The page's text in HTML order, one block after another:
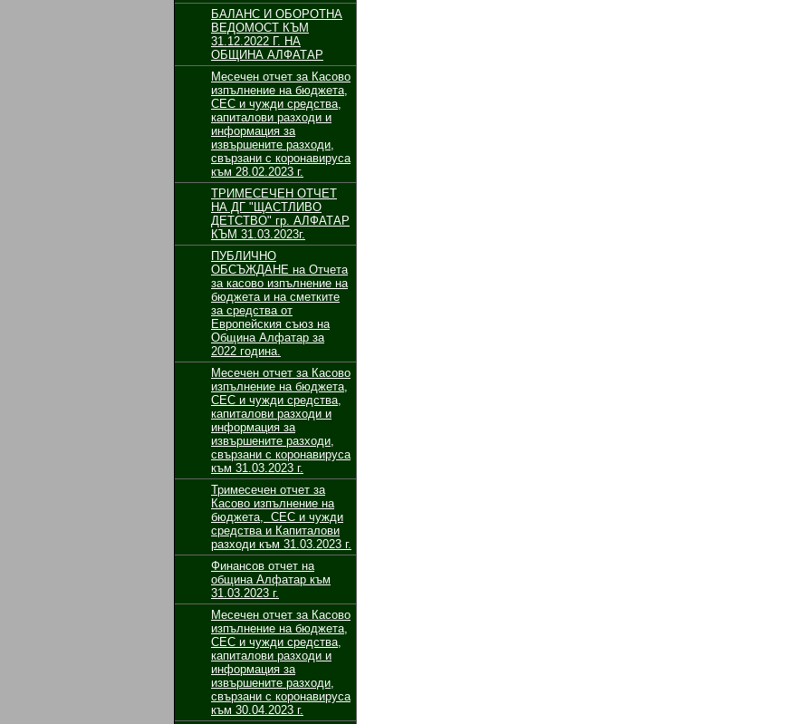
БАЛАНС И ОБОРОТНА
ВЕДОМОСТ КЪМ
31.12.2022 Г. НА
ОБЩИНА АЛФАТАР
Месечен отчет за Касово
изпълнение на бюджета,
СЕС и чужди средства,
капиталови разходи и
информация за
извършените разходи,
свързани с коронавируса
към 28.02.2023 г.
ТРИМЕСЕЧЕН ОТЧЕТ
НА ДГ "ЩАСТЛИВО
ДЕТСТВО" гр. АЛФАТАР
КЪМ 31.03.2023г.
ПУБЛИЧНО
ОБСЪЖДАНЕ на Отчета
за касово изпълнение на
бюджета и на сметките
за средства от
Европейския съюз на
Община Алфатар за
2022 година.
Месечен отчет за Касово
изпълнение на бюджета,
СЕС и чужди средства,
капиталови разходи и
информация за
извършените разходи,
свързани с коронавируса
към 31.03.2023 г.
Тримесечен отчет за
Касово изпълнение на
бюджета, СЕС и чужди
средства и Капиталови
разходи към 31.03.2023 г.
Финансов отчет на
община Алфатар към
31.03.2023 г.
Месечен отчет за Касово
изпълнение на бюджета,
СЕС и чужди средства,
капиталови разходи и
информация за
извършените разходи,
свързани с коронавируса
към 30.04.2023 г.